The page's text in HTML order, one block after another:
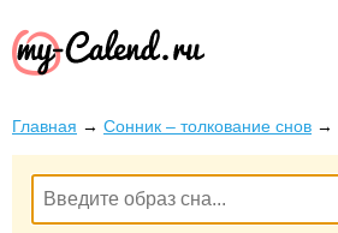
Главная → Сонник – толкование снов →